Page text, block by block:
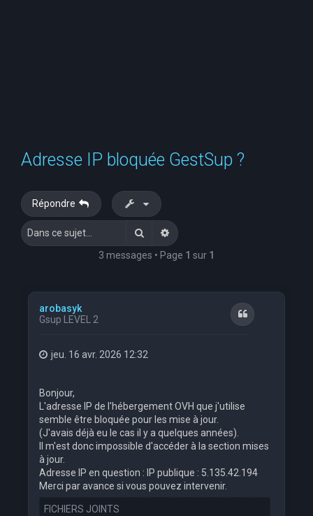
Adresse IP bloquée GestSup ?
Répondre
RechercherRecherche avancée
3 messages • Page 1 sur 1
arobasyk
Gsup LEVEL 2
Citation
jeu. 16 avr. 2026 12:32
Bonjour,
L'adresse IP de l'hébergement OVH que j'utilise
semble être bloquée pour les mise à jour.
(J'avais déjà eu le cas il y a quelques années).
Il m'est donc impossible d'accéder à la section mises
à jour.
Adresse IP en question : IP publique : 5.135.42.194
Merci par avance si vous pouvez intervenir.
FICHIERS JOINTS